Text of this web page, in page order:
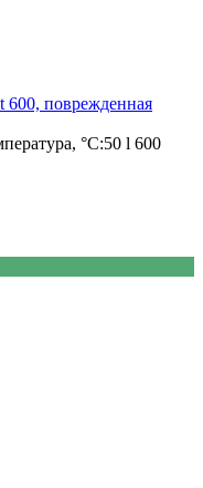
600, поврежденная
°С:50 l 600